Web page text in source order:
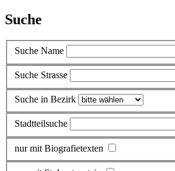
Suche
Suche Name
Suche Strasse
Suche in Bezirk
Stadtteilsuche
nur mit Biografietexten